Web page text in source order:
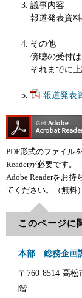
議事内容
報道発表資
その他
傍聴の受付
それまでに
報道発表
PDF形式のファイル
Readerが必要です。
Adobe Readerをお
てください。（無料）
このページに
本部 総務企画
〒760-8514 高松
階